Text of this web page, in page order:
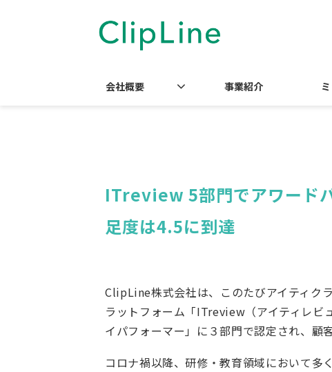
会社概要 事業紹介
ITreview 5部門でアワード
足度は4.5に到達
ClipLine株式会社は、このたびアイティク
ラットフォーム「ITreview（アイティレビ
イパフォーマー」に３部門で認定され、顧
コロナ禍以降、研修・教育領域において